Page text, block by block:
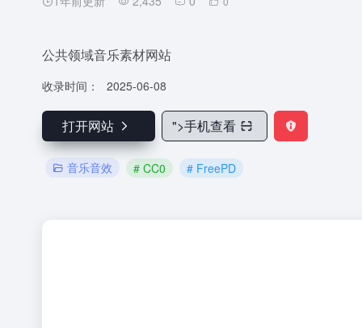
公共领域音乐素材网站
收录时间： 2025-06-08
打开网站 ">手机查看
音乐音效 # CC0 # FreePD